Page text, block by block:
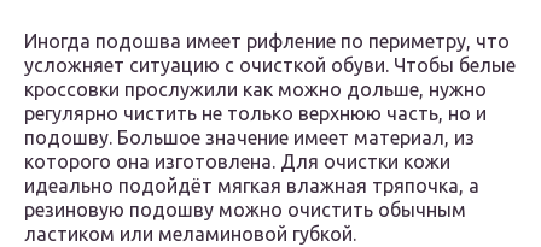
Иногда подошва имеет рифление по периметру, что
усложняет ситуацию с очисткой обуви. Чтобы белые
кроссовки прослужили как можно дольше, нужно
регулярно чистить не только верхнюю часть, но и
подошву. Большое значение имеет материал, из
которого она изготовлена. Для очистки кожи
идеально подойдёт мягкая влажная тряпочка, а
резиновую подошву можно очистить обычным
ластиком или меламиновой губкой.